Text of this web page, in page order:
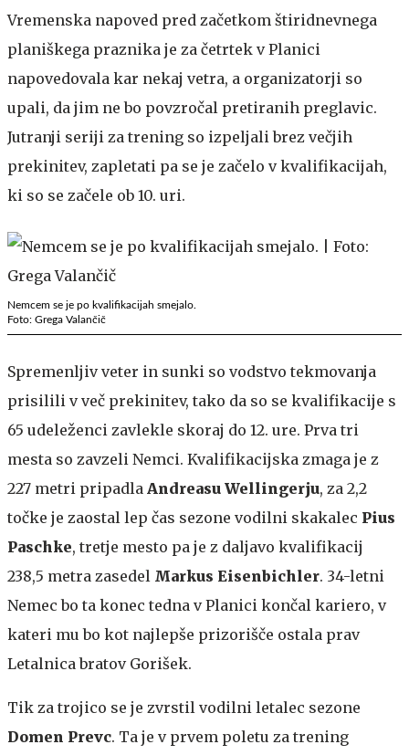
Vremenska napoved pred začetkom štiridnevnega
planiškega praznika je za četrtek v Planici
napovedovala kar nekaj vetra, a organizatorji so
upali, da jim ne bo povzročal pretiranih preglavic.
Jutranji seriji za trening so izpeljali brez večjih
prekinitev, zapletati pa se je začelo v kvalifikacijah,
ki so se začele ob 10. uri.
Nemcem se je po kvalifikacijah smejalo.
Foto: Grega Valančič
Spremenljiv veter in sunki so vodstvo tekmovanja
prisilili v več prekinitev, tako da so se kvalifikacije s
65 udeleženci zavlekle skoraj do 12. ure. Prva tri
mesta so zavzeli Nemci. Kvalifikacijska zmaga je z
227 metri pripadla Andreasu Wellingerju, za 2,2
točke je zaostal lep čas sezone vodilni skakalec Pius
Paschke, tretje mesto pa je z daljavo kvalifikacij
238,5 metra zasedel Markus Eisenbichler. 34-letni
Nemec bo ta konec tedna v Planici končal kariero, v
kateri mu bo kot najlepše prizorišče ostala prav
Letalnica bratov Gorišek.
Tik za trojico se je zvrstil vodilni letalec sezone
Domen Prevc. Ta je v prvem poletu za trening